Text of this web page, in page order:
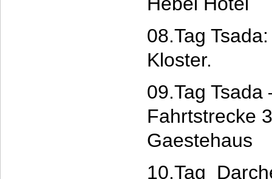
08.Tag
Kloster.
09.Tag
Fahrtstrecke
Gaestehaus
10.Tag